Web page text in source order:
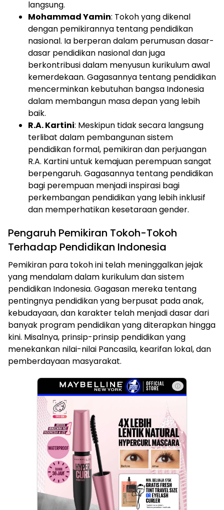
langsung.
Mohammad Yamin: Tokoh yang dikenal
dengan pemikirannya tentang pendidikan
nasional. Ia berperan dalam perumusan dasar-
dasar pendidikan nasional dan juga
berkontribusi dalam menyusun kurikulum awal
kemerdekaan. Gagasannya tentang pendidikan
mencerminkan kebutuhan bangsa Indonesia
dalam membangun masa depan yang lebih
baik.
R.A. Kartini: Meskipun tidak secara langsung
terlibat dalam pembangunan sistem
pendidikan formal, pemikiran dan perjuangan
R.A. Kartini untuk kemajuan perempuan sangat
berpengaruh. Gagasannya tentang pendidikan
bagi perempuan menjadi inspirasi bagi
perkembangan pendidikan yang lebih inklusif
dan memperhatikan kesetaraan gender.
Pengaruh Pemikiran Tokoh-Tokoh
Terhadap Pendidikan Indonesia
Pemikiran para tokoh ini telah meninggalkan jejak
yang mendalam dalam kurikulum dan sistem
pendidikan Indonesia. Gagasan mereka tentang
pentingnya pendidikan yang berpusat pada anak,
kebudayaan, dan karakter telah menjadi dasar dari
banyak program pendidikan yang diterapkan hingga
kini. Misalnya, prinsip-prinsip pendidikan yang
menekankan nilai-nilai Pancasila, kearifan lokal, dan
pemberdayaan masyarakat.
ⓘ